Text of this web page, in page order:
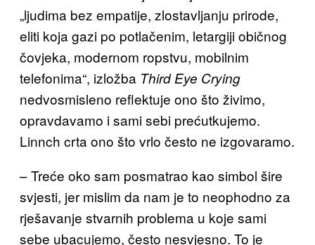
„ljudima bez empatije, zlostavljanju prirode,
eliti koja gazi po potlačenim, letargiji običnog
čovjeka, modernom ropstvu, mobilnim
telefonima“, izložba Third Eye Crying
nedvosmisleno reflektuje ono što živimo,
opravdavamo i sami sebi prećutkujemo.
Linnch crta ono što vrlo često ne izgovaramo.
– Treće oko sam posmatrao kao simbol šire
svjesti, jer mislim da nam je to neophodno za
rješavanje stvarnih problema u koje sami
sebe ubacujemo, često nesvjesno. To je